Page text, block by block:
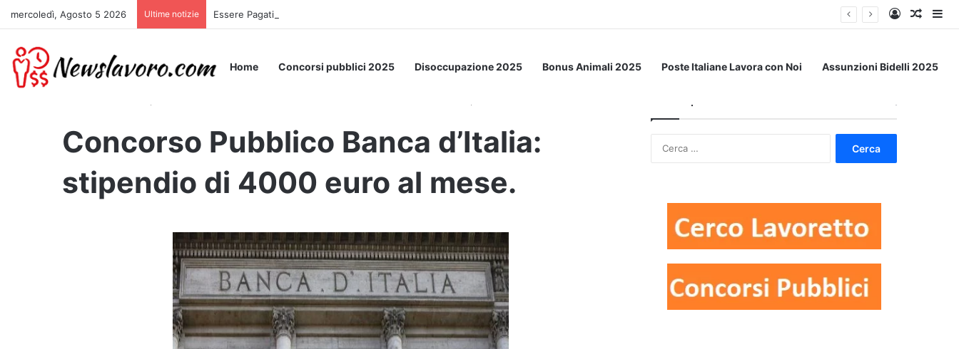
mercoledì, Agosto 5 2026 Ultime notizie Essere Pagati per Stare a Letto: ecco l’esperimento spaziale. Accedi
Un
Home Concorsi pubblici 2025 Disoccupazione 2025 Bonus Animali 2025 Poste Italiane Lavora con Noi Assunzioni Bidelli 2025
Concorso Pubblico Banca d’Italia:
stipendio di 4000 euro al mese.